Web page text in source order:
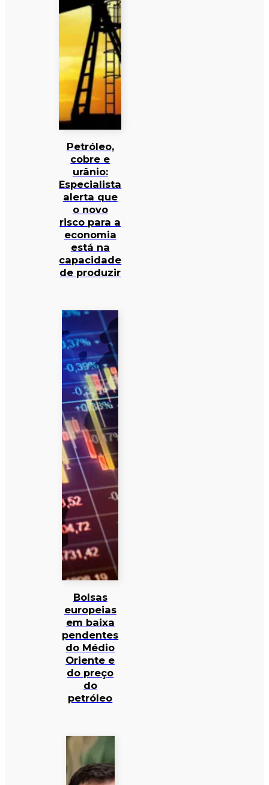
Petróleo,
cobre e
urânio:
Especialista
alerta que
o novo
risco para a
economia
está na
capacidade
de produzir
Bolsas
europeias
em baixa
pendentes
do Médio
Oriente e
do preço
do
petróleo